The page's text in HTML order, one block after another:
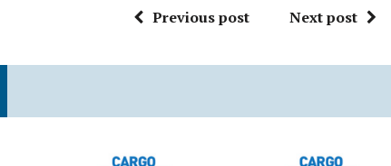
Previous post Next post